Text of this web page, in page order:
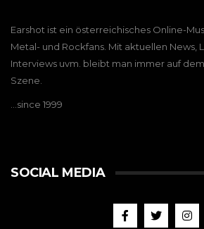
Earshot ist ein österreichisches Online-
Metal- und Rockfans. Mit aktuellen News,
Interviews uvm. bleibt man immer auf
Szene.
…since 1999
SOCIAL MEDIA